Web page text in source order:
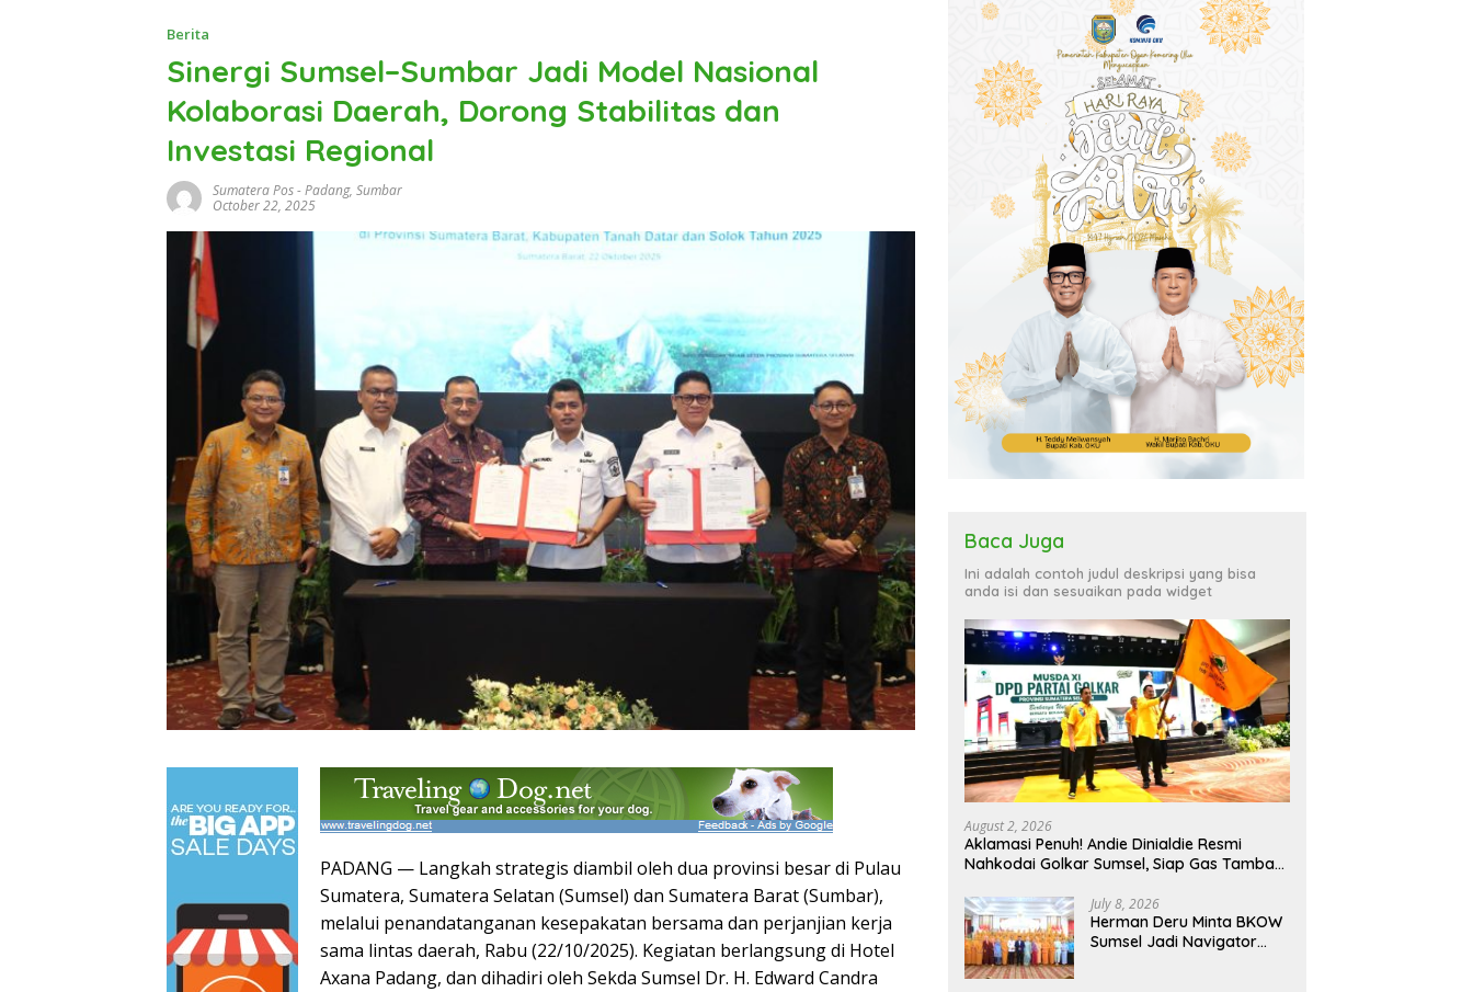
Berita
Sinergi Sumsel–Sumbar Jadi Model Nasional
Kolaborasi Daerah, Dorong Stabilitas dan
Investasi Regional
Sumatera Pos-Padang, Sumbar
October 22, 2025
PADANG — Langkah strategis diambil oleh dua provinsi besar di Pulau
Sumatera, Sumatera Selatan (Sumsel) dan Sumatera Barat (Sumbar),
melalui penandatanganan kesepakatan bersama dan perjanjian kerja
sama lintas daerah, Rabu (22/10/2025). Kegiatan berlangsung di Hotel
Axana Padang, dan dihadiri oleh Sekda Sumsel Dr. H. Edward Candra
Baca Juga
Ini adalah contoh judul deskripsi yang bisa
anda isi dan sesuaikan pada widget
August 2, 2026
Aklamasi Penuh! Andie Dinialdie Resmi
Nahkodai Golkar Sumsel, Siap Gas Tambah
July 8, 2026
Herman Deru Minta BKOW
Sumsel Jadi Navigator